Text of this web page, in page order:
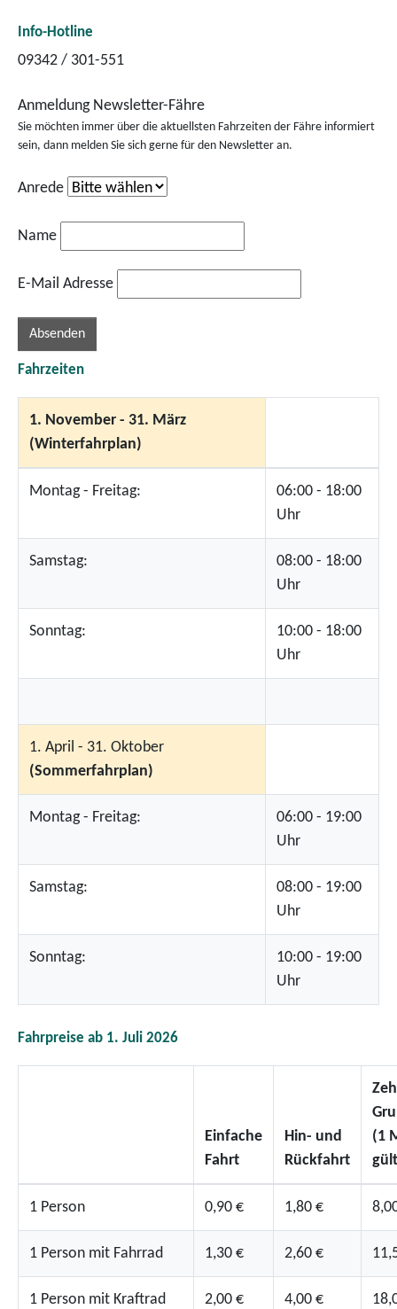
Info-Hotline
09342 / 301-551
Anmeldung Newsletter-Fähre
Sie möchten immer über die aktuellsten Fahrzeiten der Fähre informiert
sein, dann melden Sie sich gerne für den Newsletter an.
Anrede
Name
E-Mail Adresse
Fahrzeiten
1. November - 31. März
(Winterfahrplan)
Montag - Freitag:
06:00 - 18:00
Uhr
Samstag:
08:00 - 18:00
Uhr
Sonntag:
10:00 - 18:00
Uhr
1. April - 31. Oktober
(Sommerfahrplan)
Montag - Freitag:
06:00 - 19:00
Uhr
Samstag:
08:00 - 19:00
Uhr
Sonntag:
10:00 - 19:00
Uhr
Fahrpreise ab 1. Juli 2026
Einfache
Fahrt
Hin- und
Rückfahrt
(1
1 Person 0,90 € 1,80 €
1 Person mit Fahrrad 1,30 € 2,60 €
1 Person mit Kraftrad 2,00 € 4,00 €